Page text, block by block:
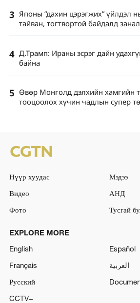
3 Японы “дахин цэрэгжих” үйлдэл
тайван, тогтвортой байдалд
4 Д.Трамп: Ираны эсрэг дайн
байна
5 Өвөр Монголд дэлхийн хамгийн
тооцоолох хүчин чадлын супер
Нүүр хуудас
Мэдээ
Видео
АНД
Фото
Тусгай
EXPLORE MORE
English
Español
Français
العربية
Русский
CCTV+